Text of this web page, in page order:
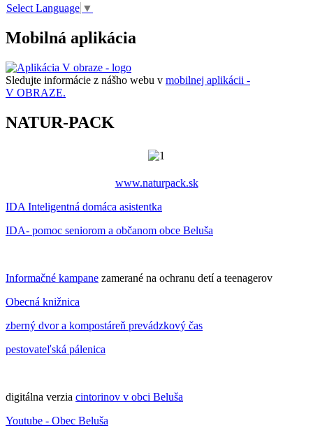
Select Language ▼
Mobilná aplikácia
Sledujte informácie z nášho webu v mobilnej aplikácii -
V OBRAZE.
NATUR-PACK
www.naturpack.sk
IDA Inteligentná domáca asistentka
IDA- pomoc seniorom a občanom obce Beluša
Informačné kampane zamerané na ochranu detí a teenagerov
Obecná knižnica
zberný dvor a kompostáreň prevádzkový čas
pestovateľská pálenica
digitálna verzia cintorinov v obci Beluša
Youtube - Obec Beluša